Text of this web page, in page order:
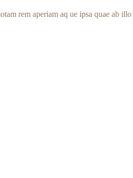
rem aperiam aq ue ipsa quae ab